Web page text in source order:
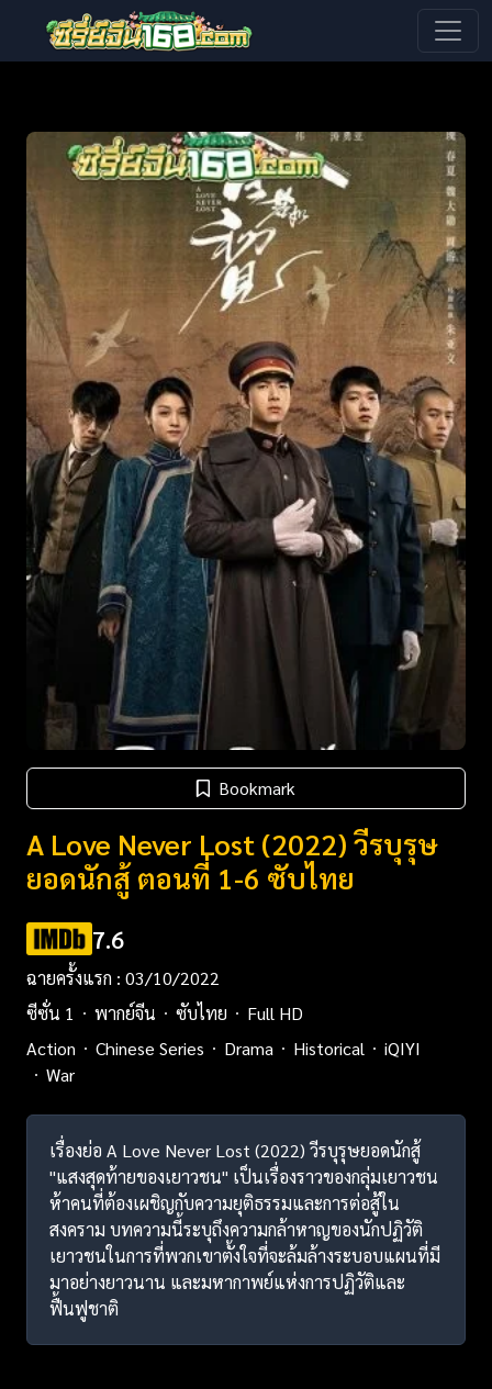
Bookmark
A Love Never Lost (2022) วีรบุรุษ
ยอดนักสู้ ตอนที่ 1-6 ซับไทย
7.6
ฉายครั้งแรก : 03/10/2022
ซีซั่น 1
พากย์จีน ซับไทย
Full HD
Action
Chinese Series Drama Historical
iQIYI
War
เรื่องย่อ A Love Never Lost (2022) วีรบุรุษยอดนักสู้
"แสงสุดท้ายของเยาวชน" เป็นเรื่องราวของกลุ่มเยาวชน
ห้าคนที่ต้องเผชิญกับความยุติธรรมและการต่อสู้ใน
สงคราม บทความนี้ระบุถึงความกล้าหาญของนักปฏิวัติ
เยาวชนในการที่พวกเขาตั้งใจที่จะล้มล้างระบอบแผนที่มี
มาอย่างยาวนาน และมหากาพย์แห่งการปฏิวัติและ
ฟื้นฟูชาติ